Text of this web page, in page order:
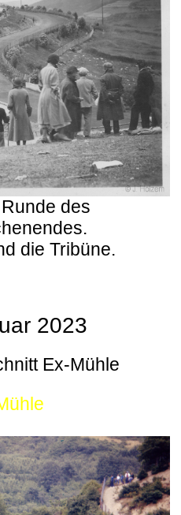
des
die Tribüne.
2023
Ex-Mühle